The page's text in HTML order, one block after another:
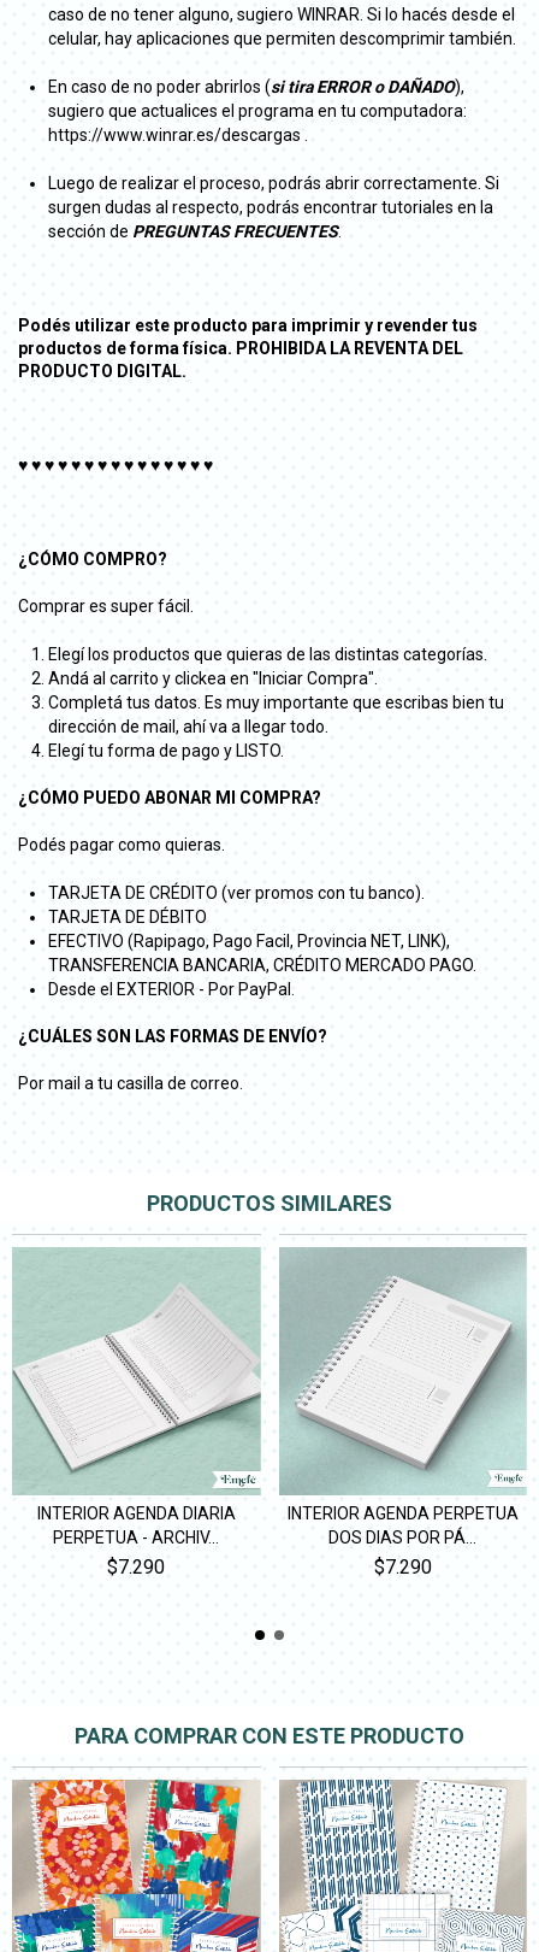
caso de no tener alguno, sugiero WINRAR. Si lo hacés desde el
celular, hay aplicaciones que permiten descomprimir también.
En caso de no poder abrirlos (si tira ERROR o DAÑADO),
sugiero que actualices el programa en tu computadora:
https://www.winrar.es/descargas .
Luego de realizar el proceso, podrás abrir correctamente. Si
surgen dudas al respecto, podrás encontrar tutoriales en la
sección dePREGUNTAS FRECUENTES.
Podés utilizar este producto para imprimir y revender tus
productos de forma física. PROHIBIDA LA REVENTA DEL
PRODUCTO DIGITAL.
♥ ♥ ♥ ♥ ♥ ♥ ♥ ♥ ♥ ♥ ♥ ♥ ♥ ♥ ♥
¿CÓMO COMPRO?
Comprar es super fácil.
Elegí los productos que quieras de las distintas categorías.
Andá al carrito y clickea en "Iniciar Compra".
Completá tus datos. Es muy importante que escribas bien tu
dirección de mail, ahí va a llegar todo.
Elegí tu forma de pago y LISTO.
¿CÓMO PUEDO ABONAR MI COMPRA?
Podés pagar como quieras.
TARJETA DE CRÉDITO (ver promos con tu banco).
TARJETA DE DÉBITO
EFECTIVO (Rapipago, Pago Facil, Provincia NET, LINK),
TRANSFERENCIA BANCARIA, CRÉDITO MERCADO PAGO.
Desde el EXTERIOR - Por PayPal.
¿CUÁLES SON LAS FORMAS DE ENVÍO?
Por mail a tu casilla de correo.
PRODUCTOS SIMILARES
INTERIOR AGENDA DIARIA
PERPETUA - ARCHIV...
$7.290
INTERIOR AGENDA PERPETUA
DOS DIAS POR PÁ...
$7.290
PARA COMPRAR CON ESTE PRODUCTO